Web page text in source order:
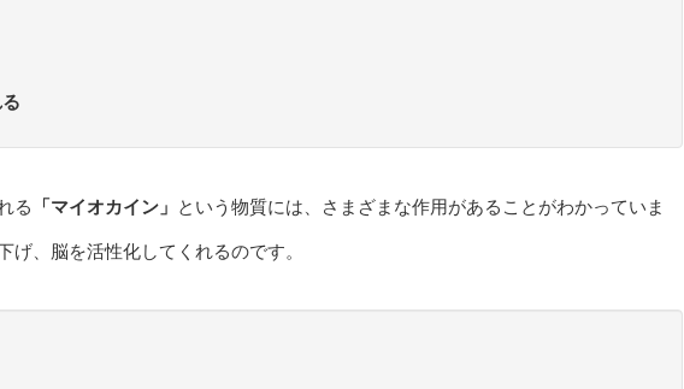
る 「マイオカイン」 という物質には、さまざまな作用があることがわかっていま
、脳を活性化してくれるのです。